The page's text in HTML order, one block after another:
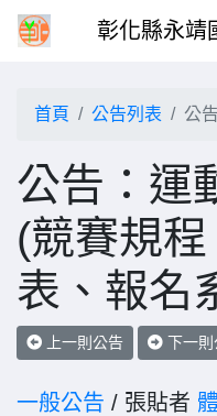
彰化縣永靖
首頁 公告列表 公
公告：運
(競賽規
表、報名
上一則公告 下一則
一般公告 / 張貼者